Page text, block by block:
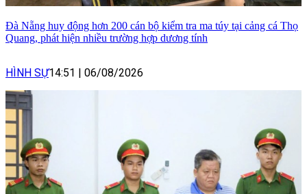
Đà Nẵng huy động hơn 200 cán bộ kiểm tra ma túy tại cảng cá Thọ
Quang, phát hiện nhiều trường hợp dương tính
HÌNH SỰ14:51 | 06/08/2026